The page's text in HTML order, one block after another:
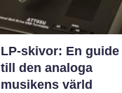
LP-skivor: En guide
till den analoga
musikens värld